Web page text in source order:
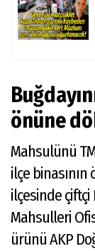
önüne
Mahsulünü
ilçe
ilçesinde çiftçi
Mahsulleri
ürünü AKP